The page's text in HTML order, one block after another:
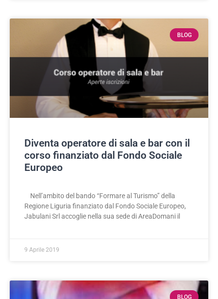
BLOG
Diventa operatore di sala e bar con il
corso finanziato dal Fondo Sociale
Europeo
Nell’ambito del bando “Formare al Turismo” della
Regione Liguria finanziato dal Fondo Sociale Europeo,
Jabulani Srl accoglie nella sua sede di AreaDomani il
9 Aprile 2019
BLOG